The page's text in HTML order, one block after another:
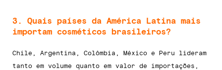
3. Quais países da América Latina mais
importam cosméticos brasileiros?
Chile, Argentina, Colômbia, México e Peru lideram
tanto em volume quanto em valor de importações,